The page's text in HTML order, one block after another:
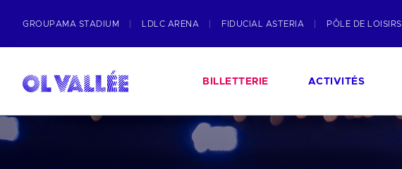
GROUPAMA STADIUM LDLC ARENA FIDUCIAL ASTERIA PÔLE DE LOISIRS
BILLETTERIE ACTIVITÉS